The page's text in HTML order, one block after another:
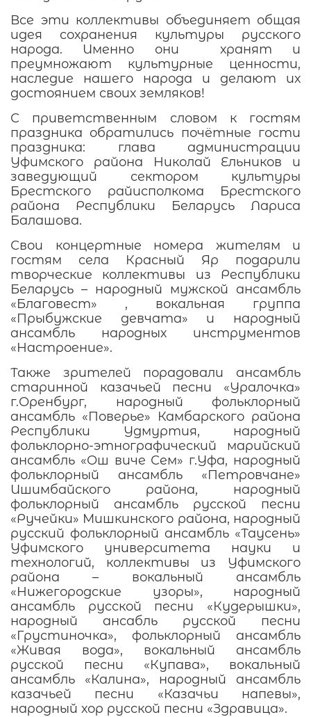
Все эти коллективы объединяет общая
идея сохранения культуры русского
народа. Именно они хранят и
преумножают культурные ценности,
наследие нашего народа и делают их
достоянием своих земляков!
С приветственным словом к гостям
праздника обратились почётные гости
праздника: глава администрации
Уфимского района Николай Ельников и
заведующий сектором культуры
Брестского райисполкома Брестского
района Республики Беларусь Лариса
Балашова.
Свои концертные номера жителям и
гостям села Красный Яр подарили
творческие коллективы из Республики
Беларусь – народный мужской ансамбль
«Благовест» , вокальная группа
«Прыбужские девчата» и народный
ансамбль народных инструментов
«Настроение».
Также зрителей порадовали ансамбль
старинной казачьей песни «Уралочка»
г.Оренбург, народный фольклорный
ансамбль «Поверье» Камбарского района
Республики Удмуртия, народный
фольклорно-этнографический марийский
ансамбль «Ош виче Сем» г.Уфа, народный
фольклорный ансамбль «Петровчане»
Ишимбайского района, народный
фольклорный ансамбль русской песни
«Ручейки» Мишкинского района, народный
русский фольклорный ансамбль «Таусень»
Уфимского университета науки и
технологий, коллективы из Уфимского
района – вокальный ансамбль
«Нижегородские узоры», народный
ансамбль русской песни «Кудерышки»,
народный ансабль русской песни
«Грустиночка», фольклорный ансамбль
«Живая вода», вокальный ансамбль
русской песни «Купава», вокальный
ансамбль «Калина», народный ансамбль
казачьей песни «Казачьи напевы»,
народный хор русской песни «Здравица».